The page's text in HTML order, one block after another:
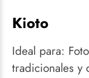
Kioto
Ideal para:
tradicionales y